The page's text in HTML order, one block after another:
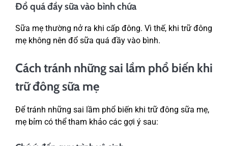
Đổ quá đầy sữa vào bình chứa
Sữa mẹ thường nở ra khi cấp đông. Vì thế, khi trữ đông
mẹ không nên đổ sữa quá đầy vào bình.
Cách tránh những sai lầm phổ biến khi
trữ đông sữa mẹ
Để tránh những sai lầm phổ biến khi trữ đông sữa mẹ,
mẹ bỉm có thể tham khảo các gợi ý sau: